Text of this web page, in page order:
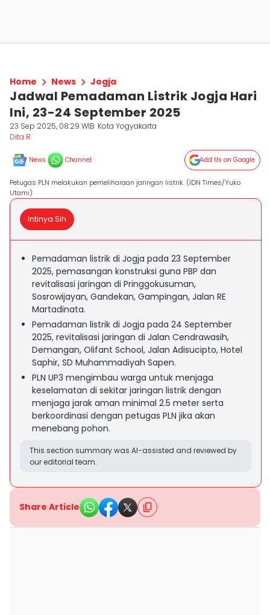
Home News Jogja
Jadwal Pemadaman Listrik Jogja Hari
Ini, 23-24 September 2025
23 Sep 2025, 08:29 WIB Kota Yogyakarta
Dita R
News Channel Add Us on Google
Petugas PLN melakukan pemeliharaan jaringan listrik. (IDN Times/Yuko
Utami)
Intinya Sih
Pemadaman listrik di Jogja pada 23 September
2025, pemasangan konstruksi guna PBP dan
revitalisasi jaringan di Pringgokusuman,
Sosrowijayan, Gandekan, Gampingan, Jalan RE
Martadinata.
Pemadaman listrik di Jogja pada 24 September
2025, revitalisasi jaringan di Jalan Cendrawasih,
Demangan, Olifant School, Jalan Adisucipto, Hotel
Saphir, SD Muhammadiyah Sapen.
PLN UP3 mengimbau warga untuk menjaga
keselamatan di sekitar jaringan listrik dengan
menjaga jarak aman minimal 2.5 meter serta
berkoordinasi dengan petugas PLN jika akan
menebang pohon.
This section summary was AI-assisted and reviewed by
our editorial team.
Share Article